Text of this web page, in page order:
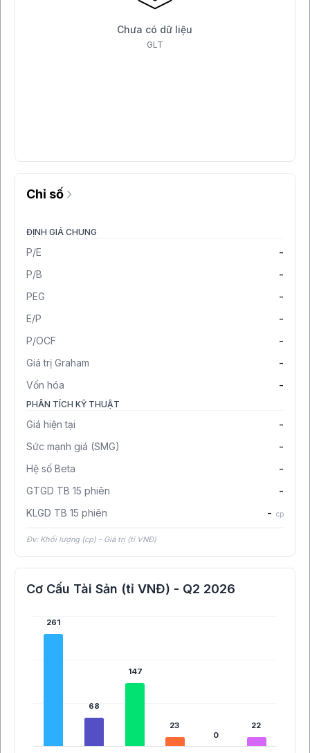
Chưa có dữ liệu
GLT
Chỉ số
ĐỊNH GIÁ CHUNG
P/E
-
P/B
-
PEG
-
E/P
-
P/OCF
-
Giá trị Graham
-
Vốn hóa
-
PHÂN TÍCH KỸ THUẬT
Giá hiện tại
-
Sức mạnh giá (SMG)
-
Hệ số Beta
-
GTGD TB 15 phiên
-
KLGD TB 15 phiên
- cp
Đv: Khối lượng (cp) - Giá trị (tỉ VNĐ)
Cơ Cấu Tài Sản (tỉ VNĐ) - Q2 2026
261
261
68
68
147
147
23
23
0
0
22
22